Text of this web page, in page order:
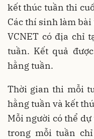
kết thúc tuần thi
Các thí sinh làm
VCNET có địa chỉ
tuần. Kết quả
hằng tuần.
Thời gian thi mỗi
hằng tuần và kết
Mỗi người có thể
trong mỗi tuần